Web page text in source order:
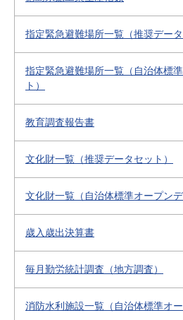
指定緊急避難場所一覧（推奨データ
指定緊急避難場所一覧（自治体標
ト）
教育調査報告書
文化財一覧（推奨データセット）
文化財一覧（自治体標準オープンデ
歳入歳出決算書
毎月勤労統計調査（地方調査）
消防水利施設一覧（自治体標準オ